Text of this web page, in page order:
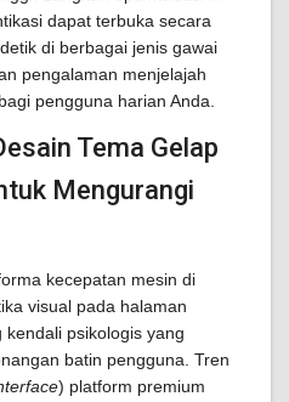
dapat terbuka secara
di berbagai jenis gawai
pengalaman menjelajah
pengguna harian Anda.
Tema Gelap
Mengurangi
kecepatan mesin di
visual pada halaman
psikologis yang
batin pengguna. Tren
) platform premium